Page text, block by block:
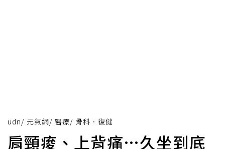
udn/ 元氣網/ 醫療/ 骨科．復健
肩頸痠、上背痛…久坐到底